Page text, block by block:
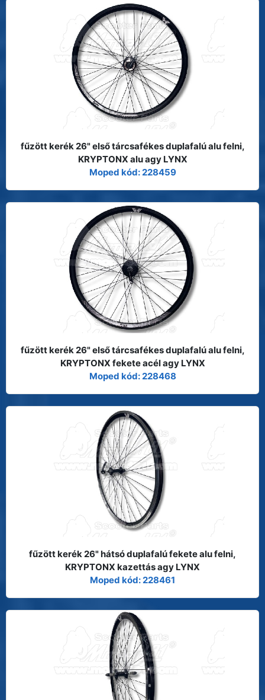
fűzött kerék 26" első tárcsafékes duplafalú alu felni,
KRYPTONX alu agy LYNX
Moped kód: 228459
fűzött kerék 26" első tárcsafékes duplafalú alu felni,
KRYPTONX fekete acél agy LYNX
Moped kód: 228468
fűzött kerék 26" hátsó duplafalú fekete alu felni,
KRYPTONX kazettás agy LYNX
Moped kód: 228461